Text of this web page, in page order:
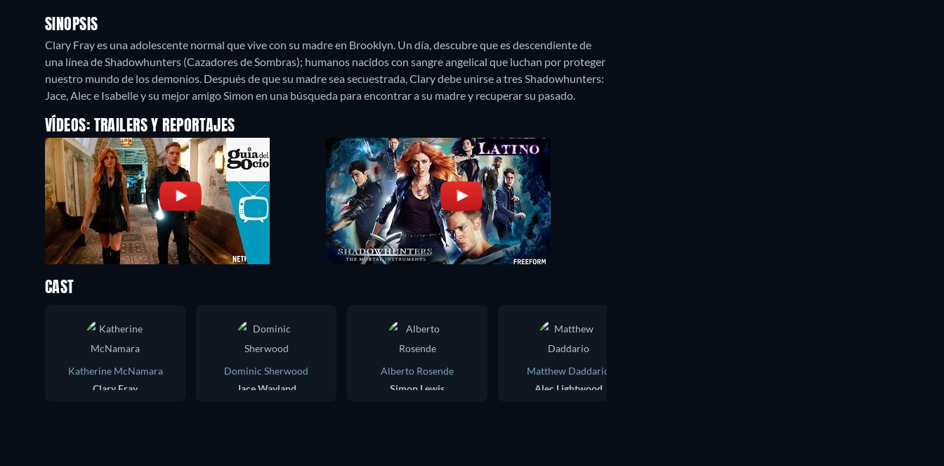
SINOPSIS
Clary Fray es una adolescente normal que vive con su madre en Brooklyn. Un día, descubre que es descendiente de
una línea de Shadowhunters (Cazadores de Sombras); humanos nacidos con sangre angelical que luchan por proteger
nuestro mundo de los demonios. Después de que su madre sea secuestrada, Clary debe unirse a tres Shadowhunters:
Jace, Alec e Isabelle y su mejor amigo Simon en una búsqueda para encontrar a su madre y recuperar su pasado.
VÍDEOS: TRAILERS Y REPORTAJES
CAST
Katherine McNamara
Clary Fray
Dominic Sherwood
Jace Wayland
Alberto Rosende
Simon Lewis
Matthew Daddario
Alec Lightwood